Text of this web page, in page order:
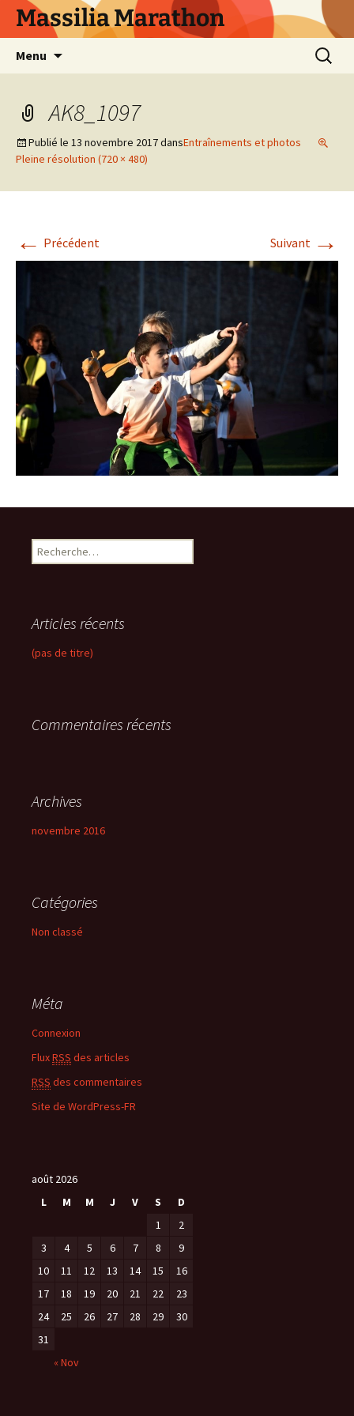
AllerMassilia Marathon
Menu
AK8_1097
Publié le 13 novembre 2017dansEntraînements et photos
Pleine résolution (720 × 480)
← Précédent Suivant →
R
e
r
c
h
:
Articles récents
(pas de titre)
Commentaires récents
Archives
novembre 2016
Catégories
Non classé
Méta
Connexion
FluxRSS des articles
RSS des commentaires
Site de WordPress-FR
août 2026
L
M M J V S D
« Nov
1
2
3
4 5 6 7 8
9
10
11 12 13 14 15
16
17
18 19 20 21 22
23
24
25 26 27 28 29
30
31